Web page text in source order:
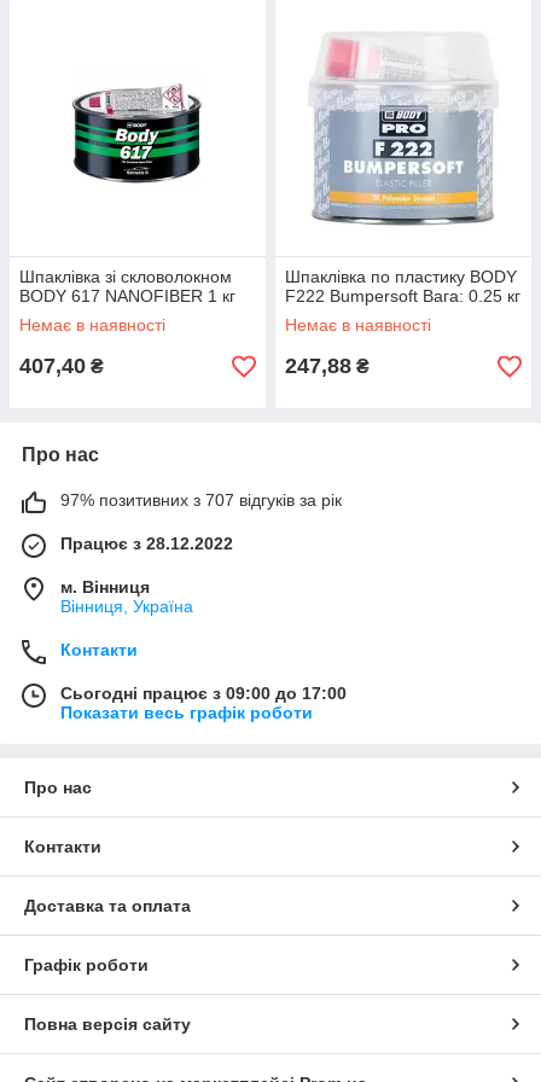
Шпаклівка зі скловолокном
BODY 617 NANOFIBER 1 кг
Немає в наявності
407,40 ₴
Шпаклівка по пластику BODY
F222 Bumpersoft Вага: 0.25 кг
Немає в наявності
247,88 ₴
Про нас
97% позитивних з 707 відгуків за рік
Працює з 28.12.2022
м. Вінниця
Вінниця, Україна
Контакти
Сьогодні працює з 09:00 до 17:00
Показати весь графік роботи
Про нас
Контакти
Доставка та оплата
Графік роботи
Повна версія сайту